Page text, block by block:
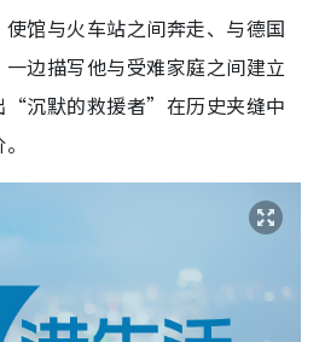
馆与火车站之间奔走、与德国
边描写他与受难家庭之间建立
“沉默的救援者”在历史夹缝中